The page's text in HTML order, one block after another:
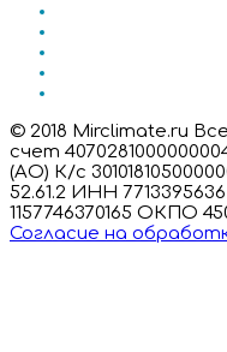
© 2018 Mirclimate.ru
счет
(АО) К/с
52.61.2 ИНН
1157746370165 ОКПО
Согласие на